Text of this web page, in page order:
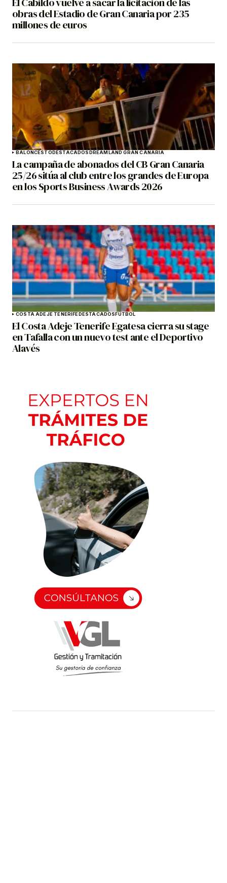
obras del Estadio de Gran Canaria por 235
millones de euros
BALONCESTODESTACADOSDREAMLAND GRAN CANARIA
La campaña de abonados del CB Gran Canaria
25/26 sitúa al club entre los grandes de Europa
en los Sports Business Awards 2026
COSTA ADEJE TENERIFEDESTACADOSFÚTBOL
El Costa Adeje Tenerife Egatesa cierra su stage
en Tafalla con un nuevo test ante el Deportivo
Alavés